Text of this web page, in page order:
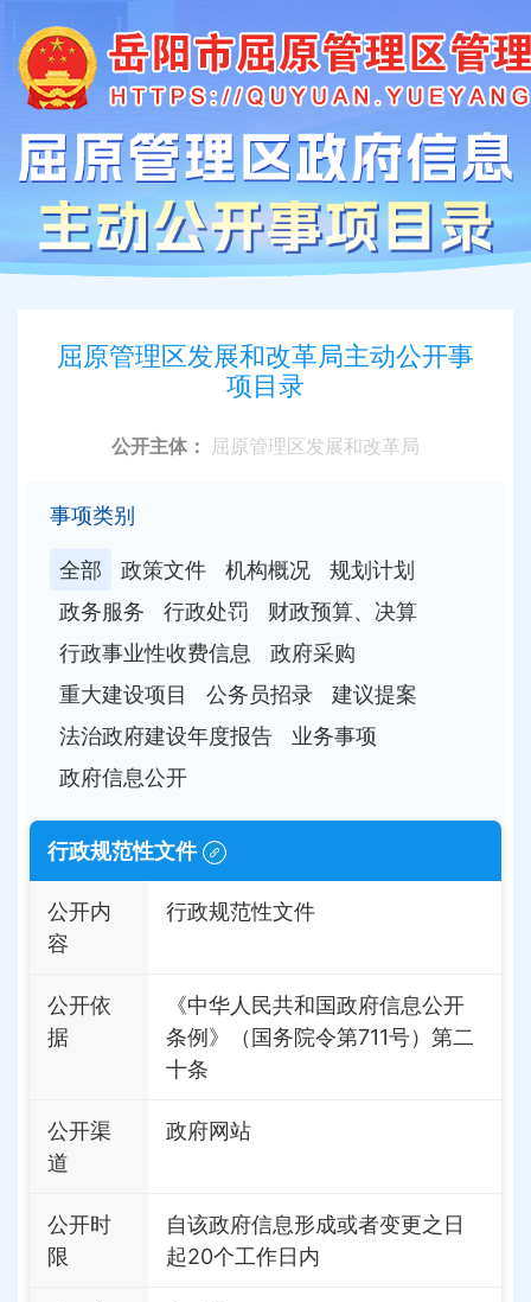
屈原管理区发展和改革局主动公开事
项目录
公开主体： 屈原管理区发展和改革局
事项类别
全部 政策文件 机构概况
规划计划
政务服务
行政处罚
财政预算、决算
行政事业性收费信息
政府采购
重大建设项目
公务员招录
建议提案
法治政府建设年度报告
业务事项
政府信息公开
行政规范性文件
公开内
容
行政规范性文件
公开依
据
《中华人民共和国政府信息公开
条例》（国务院令第711号）第二
十条
公开渠
道
政府网站
公开时
限
自该政府信息形成或者变更之日
起20个工作日内